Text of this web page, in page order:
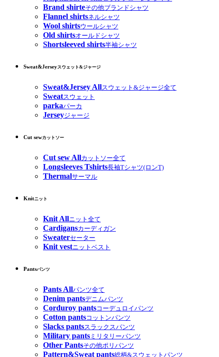
Brand shirteその他ブランドシャツ
Flannel shirtsネルシャツ
Wool shirtsウールシャツ
Old shirtsオールドシャツ
Shortsleeved shirts半袖シャツ
Sweat&Jerseyスウェット&ジャージ
Sweat&Jersey Allスウェット&ジャージ全て
Sweatスウェット
parkaパーカ
Jerseyジャージ
Cut sewカットソー
Cut sew Allカットソー全て
Longsleeves Tshirts長袖Tシャツ(ロンT)
Thermalサーマル
Knitニット
Knit Allニット全て
Cardigansカーディガン
Sweaterセーター
Knit vestニットベスト
Pantsパンツ
Pants Allパンツ全て
Denim pantsデニムパンツ
Corduroy pantsコーデュロイパンツ
Cotton pantsコットンパンツ
Slacks pantsスラックスパンツ
Military pants ミリタリーパンツ
Other Pantsその他ポリパンツ
Pattern&Sweat pants総柄&スウェットパンツ